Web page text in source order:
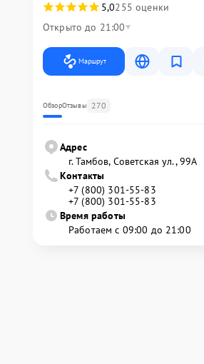
5,0255 оценки
Открыто до 21:00
Маршрут
ОбзорОтзывы 270
Адрес
г. Тамбов, Советская ул., 99А
Контакты
+7 (800) 301-55-83
+7 (800) 301-55-83
Время работы
Работаем с 09:00 до 21:00